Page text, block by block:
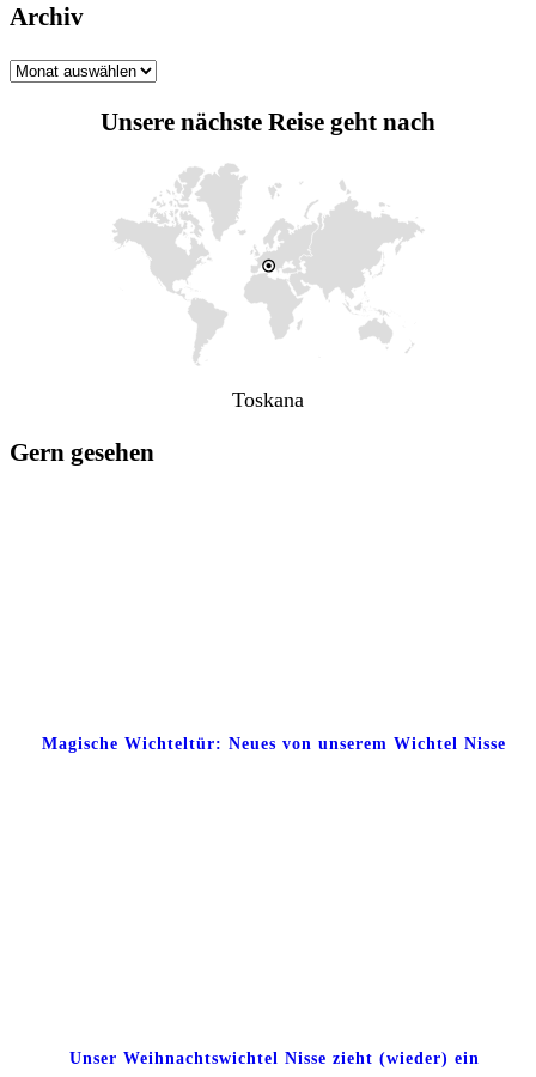
Archiv
Archiv
Unsere nächste Reise geht nach
Toskana
Gern gesehen
Magische Wichteltür: Neues von unserem Wichtel Nisse
Unser Weihnachtswichtel Nisse zieht (wieder) ein